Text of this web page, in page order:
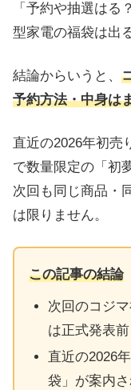
「予約や抽選はる
型家電の福袋は出
結論からいうと、
予約方法・中身は
直近の2026年初売
で数量限定の「初
次回も同じ商品・
は限りません。
この記事の結論
次回のコジ
は正式発表前
直近の2026
袋」が案内